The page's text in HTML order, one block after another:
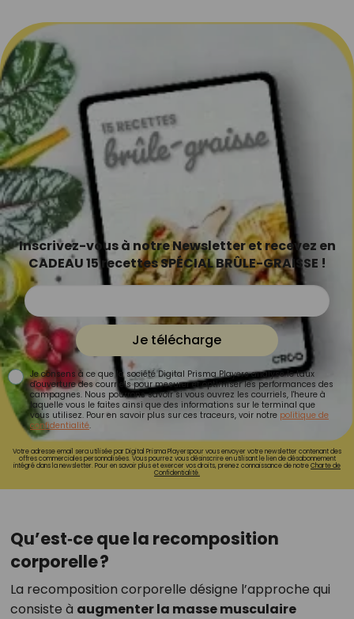
Inscrivez-vous à notre Newsletter et recevez en
CADEAU 15 recettes SPÉCIAL BRÛLE-GRAISSE !
Je télécharge
Je consens à ce que la société Digital Prisma Players analyse le taux
d'ouverture des courriels pour mesurer et optimiser les performances des
campagnes. Nous pourrons savoir si vous ouvrez les courriels, l'heure à
laquelle vous le faites ainsi que des informations sur le terminal que
vous utilisez. Pour en savoir plus sur ces traceurs, voir notre politique de
confidentialité.
Votre adresse email sera utilisée par Digital Prisma Playerspour vous envoyer votre newsletter contenant des
offres commerciales personnalisées. Vous pourrez vous désinscrire en utilisant le lien de désabonnement
intégré dans la newsletter. Pour en savoir plus et exercer vos droits, prenez connaissance de notreCharte de
Confidentialité.
Qu’est‑ce que la recomposition
corporelle ?
La recomposition corporelle désigne l’approche qui
consiste à augmenter la masse musculaire